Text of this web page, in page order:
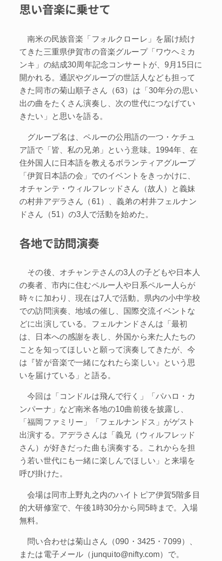
思い音楽に乗せて
南米の民族音楽「フォルクローレ」を届け続け
てきた三重県伊賀市の音楽グループ「ワウヘミカ
ンキ」の結成30周年記念コンサートが、9月15日に
開かれる。通訳やグループの世話人なども担って
きた同市の菊山順子さん（63）は「30年分の思い
出の曲をたくさん演奏し、次の世代につなげてい
きたい」と思いを語る。
グループ名は、ペルーの公用語の一つ・ケチュ
ア語で「皆、私の兄弟」という意味。1994年、在
住外国人に日本語を教えるボランティアグループ
「伊賀日本語の会」でのイベントをきっかけに、
オチャンテ・ウィルフレッドさん（故人）と義妹
の村井アデラさん（61）、義弟の村井フェルナン
ドさん（51）の3人で活動を始めた。
各地で訪問演奏
その後、オチャンテさんの3人の子どもや日本人
の奏者、市内に住むペルー人や日系ペルー人らが
時々に加わり、現在は7人で活動。県内の小中学校
での訪問演奏、地域の催し、国際交流イベントな
どに出演している。フェルナンドさんは「最初
は、日本への感謝を表し、外国から来た人たちの
ことを知ってほしいと願って演奏してきたが、今
は『皆が音楽で一緒になれたら楽しい』という思
いを届けている」と語る。
今回は「コンドルは飛んで行く」「パハロ・カ
ンパーナ」など南米各地の10曲前後を披露し、
「福岡ファミリー」「フェルナンドス」がゲスト
出演する。アデラさんは「義兄（ウィルフレッド
さん）が好きだった曲も演奏する。これからを担
う若い世代にも一緒に楽しんでほしい」と来場を
呼び掛けた。
会場は同市上野丸之内のハイトピア伊賀5階多目
的大研修室で、午後1時30分から同5時まで。入場
無料。
問い合わせは菊山さん（090・3425・7099）、
または電子メール（junquito@nifty.com）で。